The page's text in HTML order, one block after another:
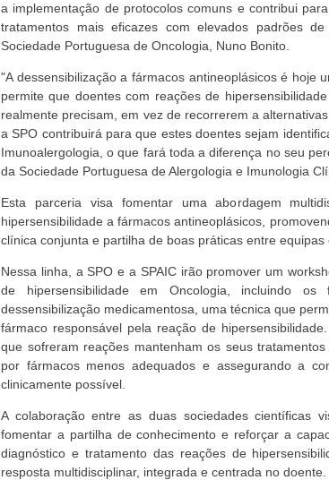
a implementação de protocolos comuns e contribui
tratamentos mais eficazes com elevados padrões
Sociedade Portuguesa de Oncologia, Nuno Bonito.
"A dessensibilização a fármacos antineoplásicos é hoje
permite que doentes com reações de
realmente precisam, em vez de recorrerem a
a SPO contribuirá para que estes doentes sejam
Imunoalergologia, o que fará toda a diferença no seu
da Sociedade Portuguesa de Alergologia e Imunologia
Esta parceria visa fomentar uma abordagem
hipersensibilidade a fármacos antineoplásicos,
clínica conjunta e partilha de boas práticas entre equipas
Nessa linha, a SPO e a SPAIC irão promover um
de hipersensibilidade em Oncologia, incluindo os
dessensibilização medicamentosa, uma técnica que
fármaco responsável pela reação de
que sofreram reações mantenham os seus
por fármacos menos adequados e assegurando a
clinicamente possível.
A colaboração entre as duas sociedades científicas
fomentar a partilha de conhecimento e reforçar a
diagnóstico e tratamento das reações de
resposta multidisciplinar, integrada e centrada no doente.